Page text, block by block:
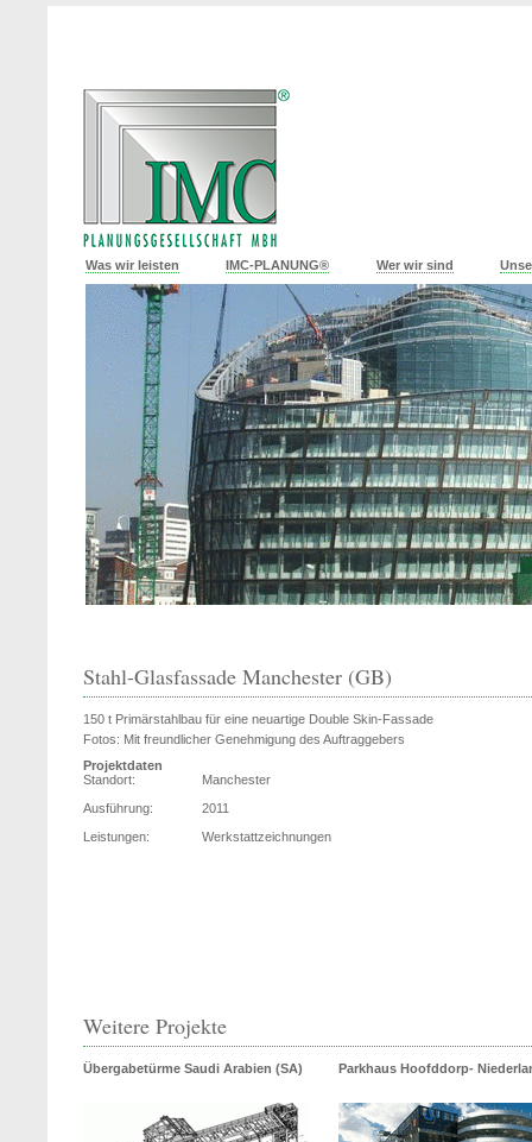
Was wir leisten IMC-PLANUNG® Wer wir sind
Stahl-Glasfassade Manchester (GB)
150 t Primärstahlbau für eine neuartige Double Skin-Fassade
Fotos: Mit freundlicher Genehmigung des Auftraggebers
Projektdaten
Standort:
Manchester
Ausführung:
2011
Leistungen:
Werkstattzeichnungen
Weitere Projekte
Übergabetürme Saudi Arabien (SA) Parkhaus Hoofddorp-